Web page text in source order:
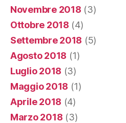
Novembre 2018 (3)
Ottobre 2018 (4)
Settembre 2018 (5)
Agosto 2018 (1)
Luglio 2018 (3)
Maggio 2018 (1)
Aprile 2018 (4)
Marzo 2018 (3)